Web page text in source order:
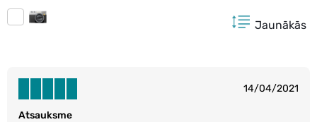
Jaunākās
14/04/2021
Atsauksme